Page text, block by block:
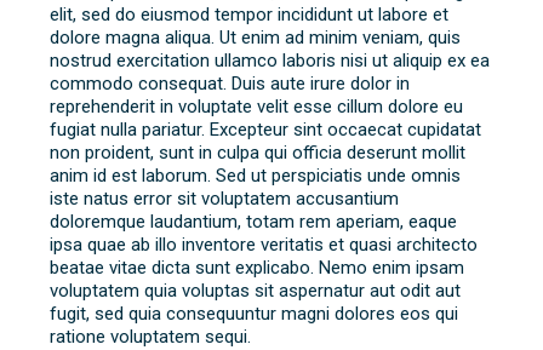
elit, sed do eiusmod tempor incididunt ut labore et
dolore magna aliqua. Ut enim ad minim veniam, quis
nostrud exercitation ullamco laboris nisi ut aliquip ex ea
commodo consequat. Duis aute irure dolor in
reprehenderit in voluptate velit esse cillum dolore eu
fugiat nulla pariatur. Excepteur sint occaecat cupidatat
non proident, sunt in culpa qui officia deserunt mollit
anim id est laborum. Sed ut perspiciatis unde omnis
iste natus error sit voluptatem accusantium
doloremque laudantium, totam rem aperiam, eaque
ipsa quae ab illo inventore veritatis et quasi architecto
beatae vitae dicta sunt explicabo. Nemo enim ipsam
voluptatem quia voluptas sit aspernatur aut odit aut
fugit, sed quia consequuntur magni dolores eos qui
ratione voluptatem sequi.